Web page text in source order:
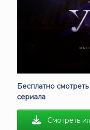
Бесплатно
сериала
Смотреть